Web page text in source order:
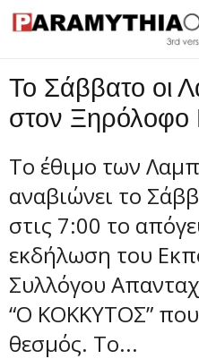
Ροή
Επικοινωνία
Το Σάββατο οι
στον Ξηρόλοφο
Το έθιμο των
αναβιώνει το
στις 7:00 το
εκδήλωση του
Συλλόγου
“Ο ΚΟΚΚΥΤΟΣ” που
θεσμός. Το...